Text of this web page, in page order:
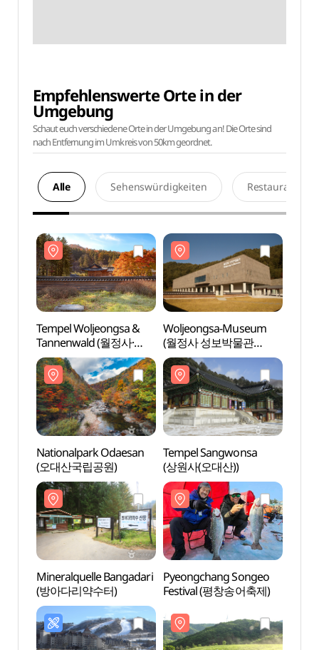
Empfehlenswerte Orte in der
Umgebung
Schaut euch verschiedene Orte in der Umgebung an! Die Orte sind
nach Entfernung im Umkreis von 50km geordnet.
Alle Sehenswürdigkeiten Restaurants
Tempel Woljeongsa &
Tannenwald (월정사·
월정사 전나무숲)
Woljeongsa-Museum
(월정사 성보박물관
(평창))
Nationalpark Odaesan
(오대산국립공원)
Tempel Sangwonsa
(상원사(오대산))
Mineralquelle Bangadari
(방아다리약수터)
Pyeongchang Songeo
Festival (평창송어축제)